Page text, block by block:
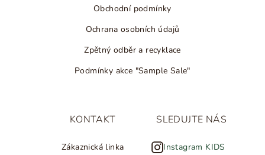
Obchodní podmínky
Ochrana osobních údajů
Zpětný odběr a recyklace
Podmínky akce "Sample Sale"
KONTAKT
Zákaznická linka
SLEDUJTE NÁS
Instagram KIDS